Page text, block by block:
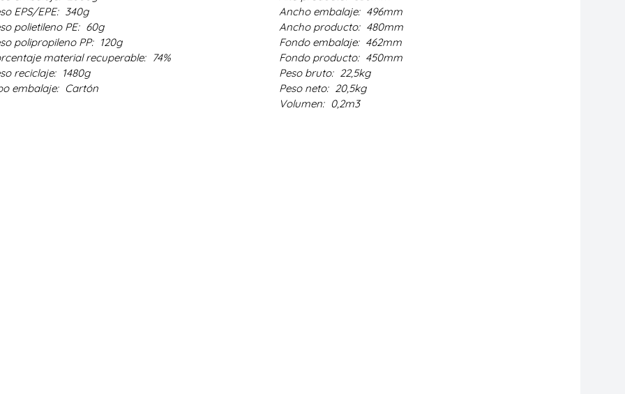
EPS/EPE: 340g
polietileno PE: 60g
polipropileno PP: 120g
material recuperable: 74%
reciclaje: 1480g
embalaje: Cartón
Ancho embalaje: 496mm
Ancho producto: 480mm
Fondo embalaje: 462mm
Fondo producto: 450mm
Peso bruto: 22,5kg
Peso neto: 20,5kg
Volumen: 0,2m3